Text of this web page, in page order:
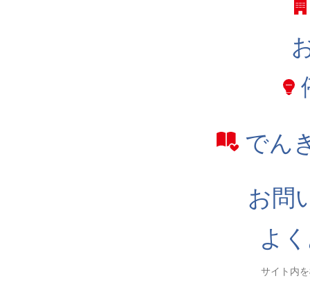
でん
お問
よ